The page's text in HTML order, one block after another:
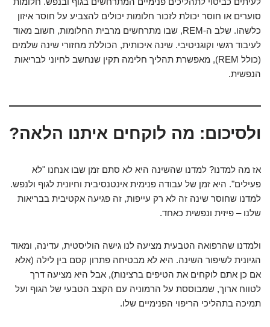
סוערים או חוסר יכולת לזכור חלומות יכולים להצביע על חוסר איזון
כלשהו. שלב ה-REM, שבו מתרחשים מרבית החלומות, חשוב מאוד
לעיבוד רגשי וקוגניטיבי. שינה איכותית, הכוללת מחזורי שינה שלמים
(כולל REM), מאפשרת תהליך חלימה תקין שנחשב לחיוני לבריאות
הנפשית.
ולסיכום: מה לוקחים איתנו הלאה?
אז מה למדנו? למדנו שהשינה היא לא סתם זמן שבו אנחנו "לא
פעילים". היא זמן של עבודה פנימית אינטנסיבית וחיונית לגוף ולנפש.
למדנו שחוסר שינה זה לא רק עייפות, זה פגיעה אקטיבית בבריאות
שלנו – פיזית ונפשית כאחד.
ולמדנו שהרפואה הטבעית מציעה לנו גישה הוליסטית, עדינה, ומאוד
הגיונית לשיפור השינה. היא לא מבטיחה פתרון קסם בין לילה (אלא
אם כן אתם לוקחים את הטיפים ברצינות), אבל היא מציעה דרך
לטווח ארוך, שמבוססת על הרמוניה עם הקצב הטבעי של הגוף ועל
תמיכה בתהליכי הריפוי הפנימיים שלו.